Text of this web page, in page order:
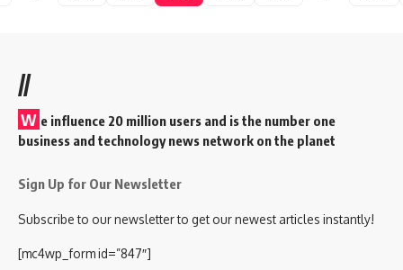
//
W e influence 20 million users and is the number one
business and technology news network on the planet
Sign Up for Our Newsletter
Subscribe to our newsletter to get our newest articles instantly!
[mc4wp_form id=”847″]